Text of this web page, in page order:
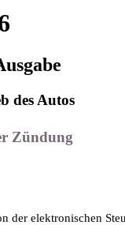
des Autos
Zündung
der elektronischen